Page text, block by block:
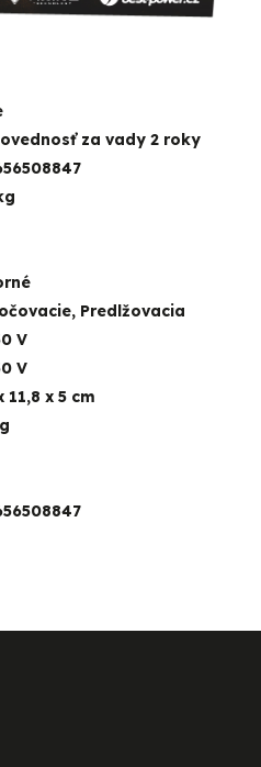
za vady 2 roky
Predlžovacia
V
V
11,8 x 5 cm